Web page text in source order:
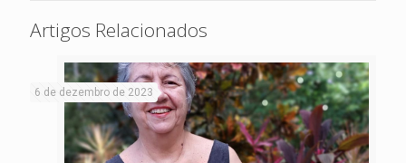
Artigos Relacionados
6 de dezembro de 2023